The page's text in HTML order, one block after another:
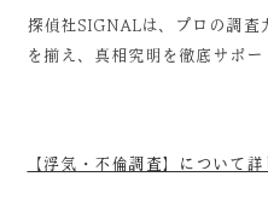
探偵社SIGNALは、プロの調査
を揃え、真相究明を徹底サポー
【浮気・不倫調査】について